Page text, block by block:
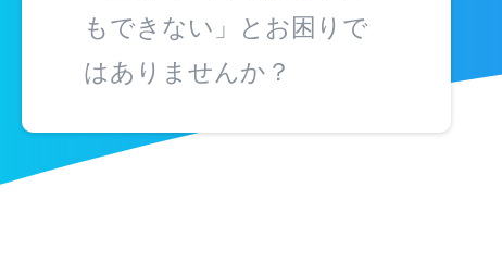
もできない」とお困りで
はありませんか？